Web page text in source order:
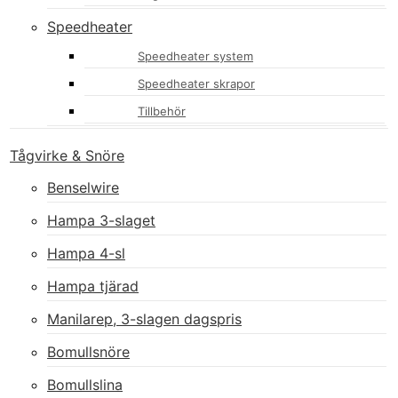
Speedheater
Speedheater system
Speedheater skrapor
Tillbehör
Tågvirke & Snöre
Benselwire
Hampa 3-slaget
Hampa 4-sl
Hampa tjärad
Manilarep, 3-slagen dagspris
Bomullsnöre
Bomullslina